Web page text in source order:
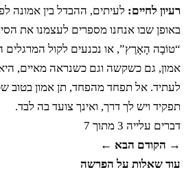
כו וְלֹא אֲבִיתֶם לַעֲלֹת וַתַּמְרוּ
אֱלֹהֵיכֶם׃
כז וַתֵּרָגְנוּ בְאָהֳלֵיכֶם וַתֹּאמְרוּ
אֹתָנוּ הוֹצִיאָנוּ מֵאֶרֶץ מִצְרָיִם
רעיון לחיים: לעיתים, ההבדל בין אמונה
באופן שבו אנחנו מספרים לעצמנו את
“טוֹבָה הָאָרֶץ”, או נכנעים לקול המרגלים
אמון, גם כשקשה וגם כשנראה מאיים,
לעתיד. אל תפחד מהפחד, תן אמון בטוב
תפקיד ויש לך דרך, ואינך צועד בה לבד.
דברים עלייה 3 מתוך 7
→ הקודם הבא ←
עוד שאלות על הפרשה